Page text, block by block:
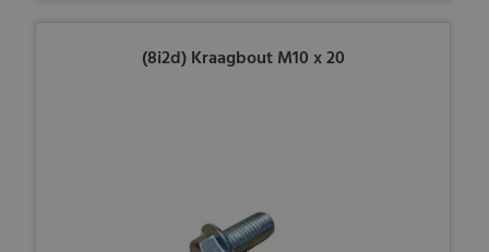
(8i2d) Kraagbout M10 x 20